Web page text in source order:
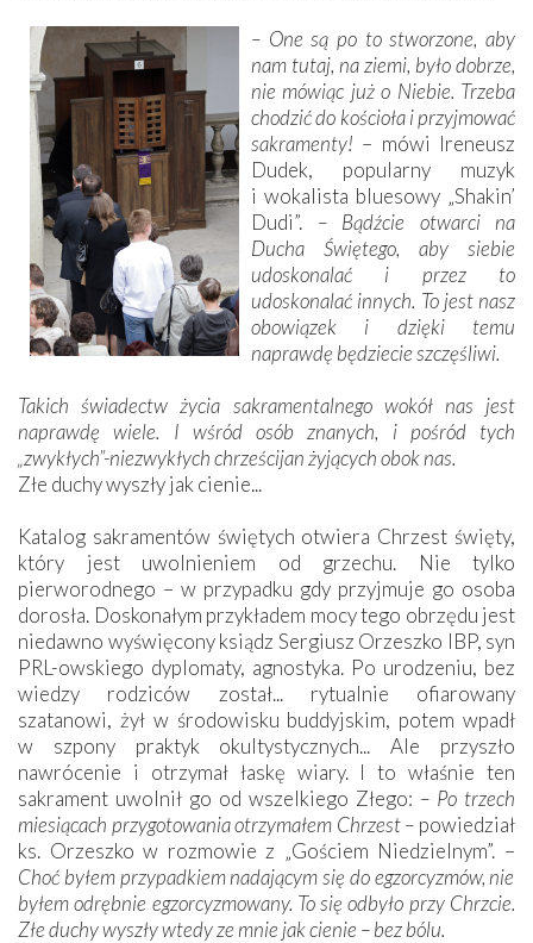
– One są po to stworzone, aby
nam tutaj, na ziemi, było dobrze,
nie mówiąc już o Niebie. Trzeba
chodzić do kościoła i przyjmować
sakramenty! – mówi Ireneusz
Dudek, popularny muzyk
i wokalista bluesowy „Shakin’
Dudi”. – Bądźcie otwarci na
Ducha Świętego, aby siebie
udoskonalać i przez to
udoskonalać innych. To jest nasz
obowiązek i dzięki temu
naprawdę będziecie szczęśliwi.
Takich świadectw życia sakramentalnego wokół nas jest
naprawdę wiele. I wśród osób znanych, i pośród tych
„zwykłych”-niezwykłych chrześcijan żyjących obok nas.
Złe duchy wyszły jak cienie...
Katalog sakramentów świętych otwiera Chrzest święty,
który jest uwolnieniem od grzechu. Nie tylko
pierworodnego – w przypadku gdy przyjmuje go osoba
dorosła. Doskonałym przykładem mocy tego obrzędu jest
niedawno wyświęcony ksiądz Sergiusz Orzeszko IBP, syn
PRL-owskiego dyplomaty, agnostyka. Po urodzeniu, bez
wiedzy rodziców został... rytualnie ofiarowany
szatanowi, żył w środowisku buddyjskim, potem wpadł
w szpony praktyk okultystycznych... Ale przyszło
nawrócenie i otrzymał łaskę wiary. I to właśnie ten
sakrament uwolnił go od wszelkiego Złego: – Po trzech
miesiącach przygotowania otrzymałem Chrzest – powiedział
ks. Orzeszko w rozmowie z „Gościem Niedzielnym”. –
Choć byłem przypadkiem nadającym się do egzorcyzmów, nie
byłem odrębnie egzorcyzmowany. To się odbyło przy Chrzcie.
Złe duchy wyszły wtedy ze mnie jak cienie – bez bólu.